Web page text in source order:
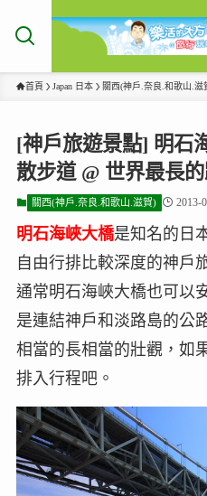
首頁 Japan 日本 關西(神戶.奈良.和歌山.滋
[神戶旅遊景點] 明石
散步道 @ 世界最長
關西(神戶.奈良.和歌山.滋賀) 2013-
明石海峽大橋是知名的日
自由行排比較深度的神戶
通常明石海峽大橋也可以
是連結神戶和淡路島的公
相當的長相當的壯觀，如
排入行程吧。